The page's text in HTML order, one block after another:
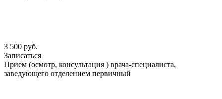
3 500 руб.
Записаться
Прием (осмотр, консультация ) врача-специалиста,
заведующего отделением первичный